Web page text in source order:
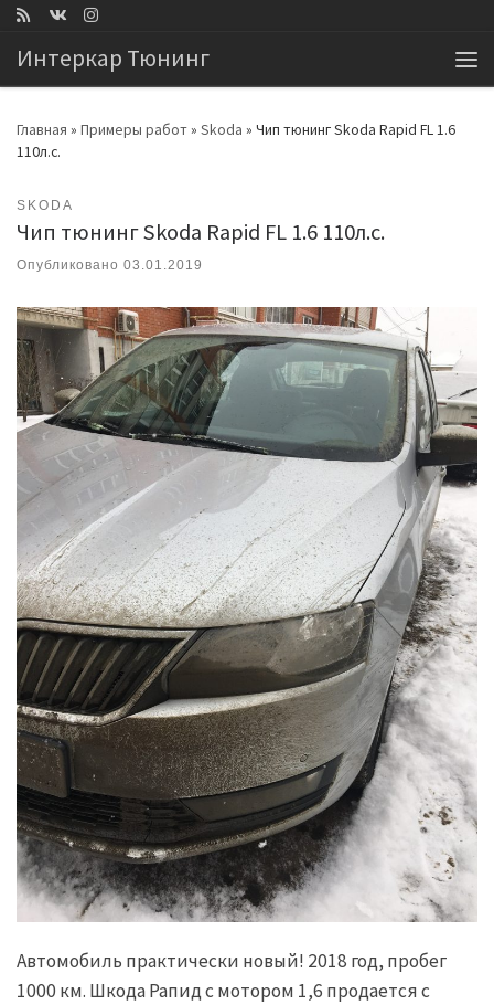
Интеркар Тюнинг
Главная » Примеры работ» Skoda » Чип тюнинг Skoda Rapid FL 1.6
110л.с.
SKODA
Чип тюнинг Skoda Rapid FL 1.6 110л.с.
Опубликовано 03.01.2019
Автомобиль практически новый! 2018 год, пробег
1000 км. Шкода Рапид с мотором 1,6 продается с